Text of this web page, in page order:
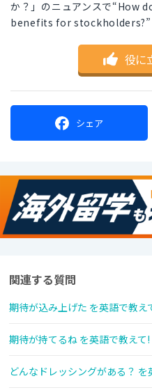
か？」のニュアンスで
benefits for stockholders?”
役に
シェア
関連する質問
期待が込み上げた を英語で教え
期待が持てるね を英語で教えて!
どんなドレッシングがある？ を